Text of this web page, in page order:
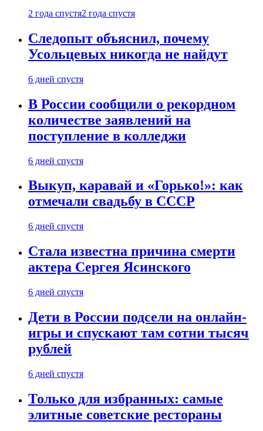
2 года спустя2 года спустя
Следопыт объяснил, почему
Усольцевых никогда не найдут
6 дней спустя
В России сообщили о рекордном
количестве заявлений на
поступление в колледжи
6 дней спустя
Выкуп, каравай и «Горько!»: как
отмечали свадьбу в СССР
6 дней спустя
Стала известна причина смерти
актера Сергея Ясинского
6 дней спустя
Дети в России подсели на онлайн-
игры и спускают там сотни тысяч
рублей
6 дней спустя
Только для избранных: самые
элитные советские рестораны